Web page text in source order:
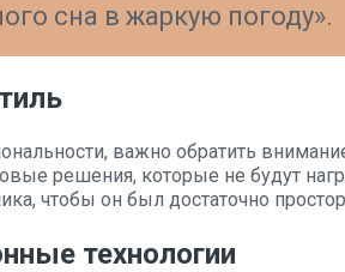
сна в жаркую погоду».
важно обратить
решения, которые не будут
чтобы он был достаточно
технологии